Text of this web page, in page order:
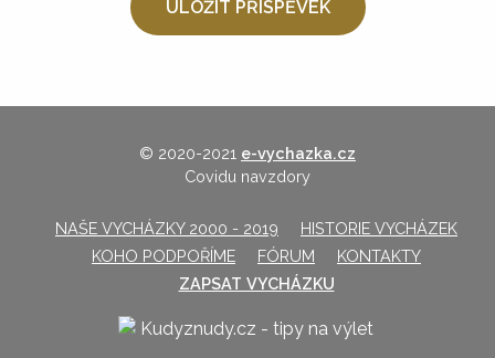
© 2020-2021 e-vychazka.cz
Covidu navzdory
NAŠE VYCHÁZKY 2000 - 2019
HISTORIE VYCHÁZEK
KOHO PODPOŘÍME
FÓRUM
KONTAKTY
ZAPSAT VYCHÁZKU